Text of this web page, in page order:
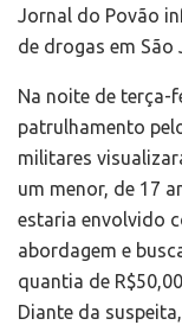
Jornal do Povão
de drogas em São
Na noite de terça-
patrulhamento
militares
um menor, de 17
estaria envolvido
abordagem e
quantia de
Diante da